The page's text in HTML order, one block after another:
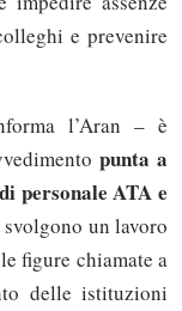
e prevenire
l’Aran – è
punta a
personale ATA e
un lavoro
figure chiamate a
delle istituzioni